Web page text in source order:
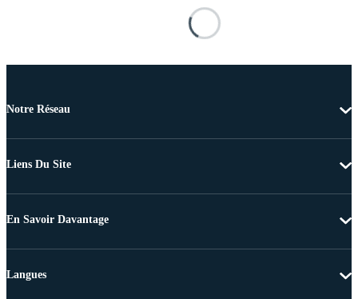
Notre Réseau
Liens Du Site
En Savoir Davantage
Langues